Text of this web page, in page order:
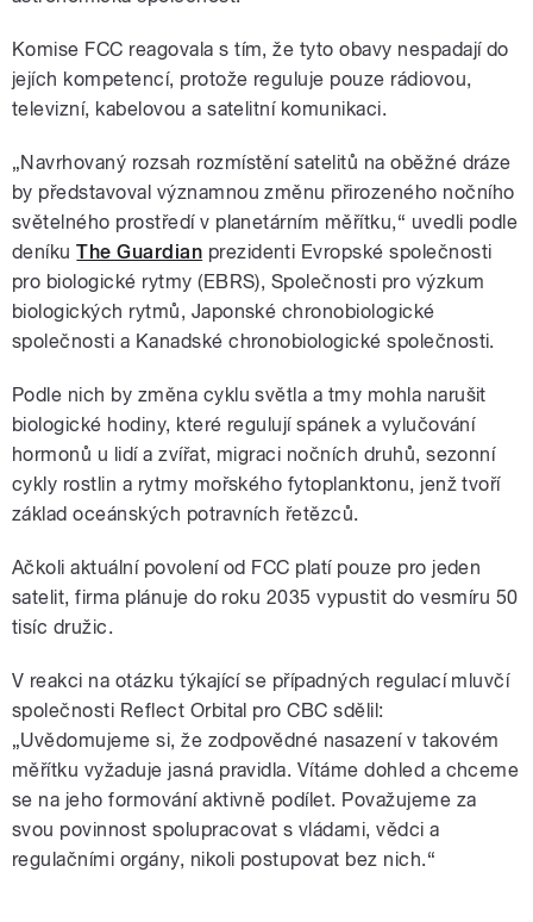
Komise FCC reagovala s tím, že tyto obavy nespadají do
jejích kompetencí, protože reguluje pouze rádiovou,
televizní, kabelovou a satelitní komunikaci.
„Navrhovaný rozsah rozmístění satelitů na oběžné dráze
by představoval významnou změnu přirozeného nočního
světelného prostředí v planetárním měřítku,“ uvedli podle
deníkuThe Guardian prezidenti Evropské společnosti
pro biologické rytmy (EBRS), Společnosti pro výzkum
biologických rytmů, Japonské chronobiologické
společnosti a Kanadské chronobiologické společnosti.
Podle nich by změna cyklu světla a tmy mohla narušit
biologické hodiny, které regulují spánek a vylučování
hormonů u lidí a zvířat, migraci nočních druhů, sezonní
cykly rostlin a rytmy mořského fytoplanktonu, jenž tvoří
základ oceánských potravních řetězců.
Ačkoli aktuální povolení od FCC platí pouze pro jeden
satelit, firma plánuje do roku 2035 vypustit do vesmíru 50
tisíc družic.
V reakci na otázku týkající se případných regulací mluvčí
společnosti Reflect Orbital pro CBC sdělil:
„Uvědomujeme si, že zodpovědné nasazení v takovém
měřítku vyžaduje jasná pravidla. Vítáme dohled a chceme
se na jeho formování aktivně podílet. Považujeme za
svou povinnost spolupracovat s vládami, vědci a
regulačními orgány, nikoli postupovat bez nich.“